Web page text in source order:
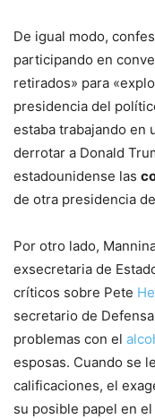
De igual modo,
participando en
retirados» para
presidencia del
estaba trabajando en
derrotar a Donald
estadounidense las
de otra presidencia
Por otro lado,
exsecretaria de
críticos sobre Pete
secretario de
problemas con el
esposas. Cuando se
calificaciones, el
su posible papel en